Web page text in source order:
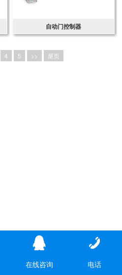
自动门控制器
4 5 >> 尾页
在线咨询 电话